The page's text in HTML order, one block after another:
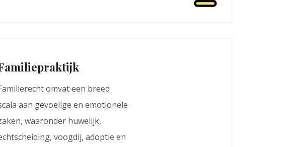
omvat een breed
aan gevoelige en emotionele
waaronder huwelijk,
voogdij, adoptie en